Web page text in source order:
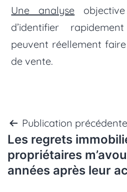
Une analyse
d’identifier
peuvent réellement
de vente.
Navigation
de
l’article
Publication précédente
Les regrets
propriétaires
années après leur